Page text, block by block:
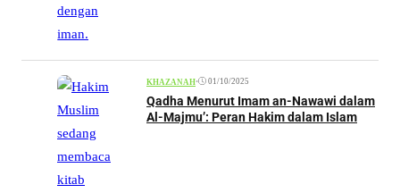
KHAZANAH• 01/10/2025
Qadha Menurut Imam an-Nawawi dalam
Al-Majmu’: Peran Hakim dalam Islam